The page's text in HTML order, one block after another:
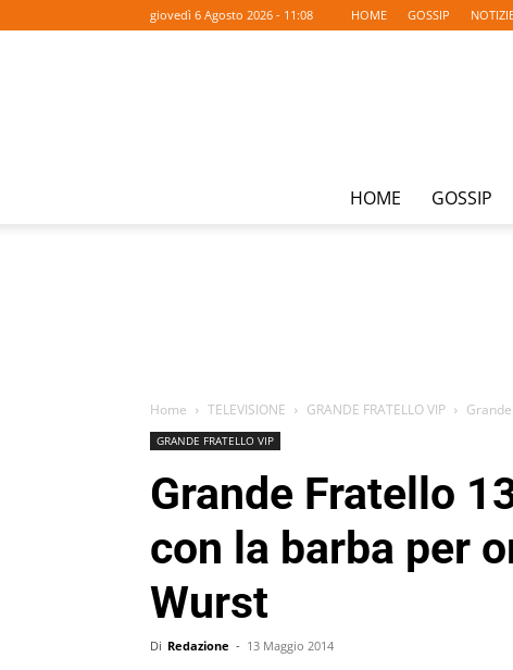
giovedì 6 Agosto 2026 - 11:08 HOME GOSSIP
HOME GOSSIP
Home TELEVISIONE GRANDE FRATELLO VIP
GRANDE FRATELLO VIP
Grande Fratello
con la barba per
Wurst
Di Redazione - 13 Maggio 2014